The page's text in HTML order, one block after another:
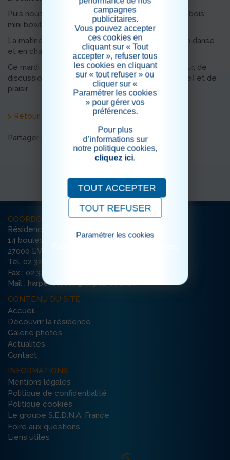
Puis nous avons continué en s'initiant aux jeux en bois :
mini bowling, jeu de palets et rires !
La matinée s'est ensuite terminée en musique, en danse
et en champagne !
Ce mardi matin fut donc ponctué de bonne humeur, de
discussions, de découvertes (gustative et ludique) et de
plaisir...
> Retour aux actualités
Partager sur les réseaux sociaux
COORDONNÉES
Résidence La Harpe
14 boulevard Chambaudoin
27000 EVREUX
Tél. 02 32 29 69 00
Fax : 02 32 29 69 09
Mail : harpe-evreux@ehpad-sedna.fr
CONTENU DU SITE
Accueil
Découvrir la résidence
Galerie photos
Actualités
Contact
INFORMATIONS
Mentions légales
Politique de confidentialité
Politique cookies
Le groupe S.E.D.N.A. France
Foire aux questions
Liens utiles
campagnes
publicitaires.
Vous pouvez accepter
ces cookies en
cliquant sur « Tout
accepter », refuser tous
les cookies en cliquant
sur « tout refuser » ou
cliquer sur «
Paramétrer les cookies
» pour gérer vos
préférences.
Pour plus
d’informations sur
notre politique cookies,
cliquez ici.
TOUT ACCEPTER
TOUT REFUSER
Paramétrer les cookies